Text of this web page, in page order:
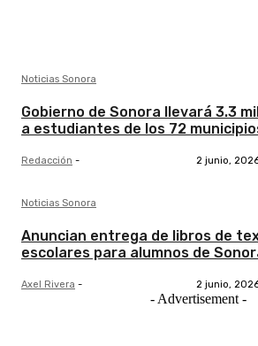
Noticias Sonora
Gobierno de Sonora llevará 3.3
a estudiantes de los 72
Redacción - 2 junio,
Noticias Sonora
Anuncian entrega de libros de
escolares para alumnos de
Axel Rivera - 2 junio,
- Advertisement -